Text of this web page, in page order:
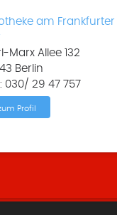
am Frankfurter
Marx Allee 132
Berlin
030/ 29 47 757
Profil